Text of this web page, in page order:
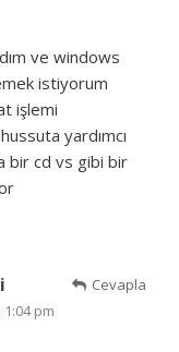
ve windows
istiyorum
işlemi
yardımcı
bir cd vs gibi bir
Cevapla
1:04 pm